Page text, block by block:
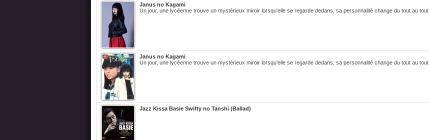
Janus no Kagami
Un jour, une lycéenne trouve un mystérieux miroir lorsqu'elle se regarde dedans, sa personnalité change du tout au tout.
Janus no Kagami
Un jour, une lycéenne trouve un mystérieux miroir lorsqu'elle se regarde dedans, sa personnalité change du tout au tout.
Jazz Kissa Basie Swifty no Tanshi (Ballad)